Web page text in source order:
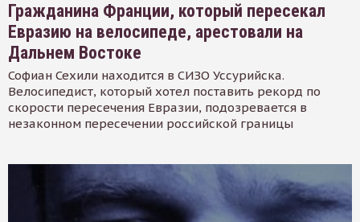
Гражданина Франции, который пересекал
Евразию на велосипеде, арестовали на
Дальнем Востоке
Софиан Сехили находится в СИЗО Уссурийска.
Велосипедист, который хотел поставить рекорд по
скорости пересечения Евразии, подозревается в
незаконном пересечении российской границы